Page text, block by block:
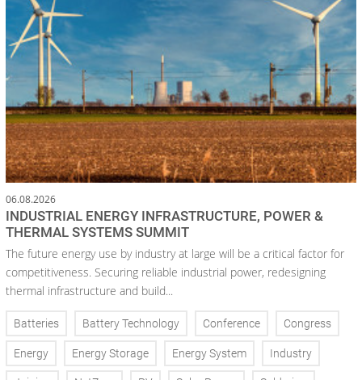
06.08.2026
INDUSTRIAL ENERGY INFRASTRUCTURE, POWER &
THERMAL SYSTEMS SUMMIT
The future energy use by industry at large will be a critical factor for
competitiveness. Securing reliable industrial power, redesigning
thermal infrastructure and build...
Batteries Battery Technology Conference Congress
Energy Energy Storage Energy System Industry